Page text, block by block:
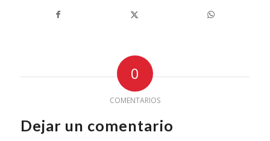
0
COMENTARIOS
Dejar un comentario